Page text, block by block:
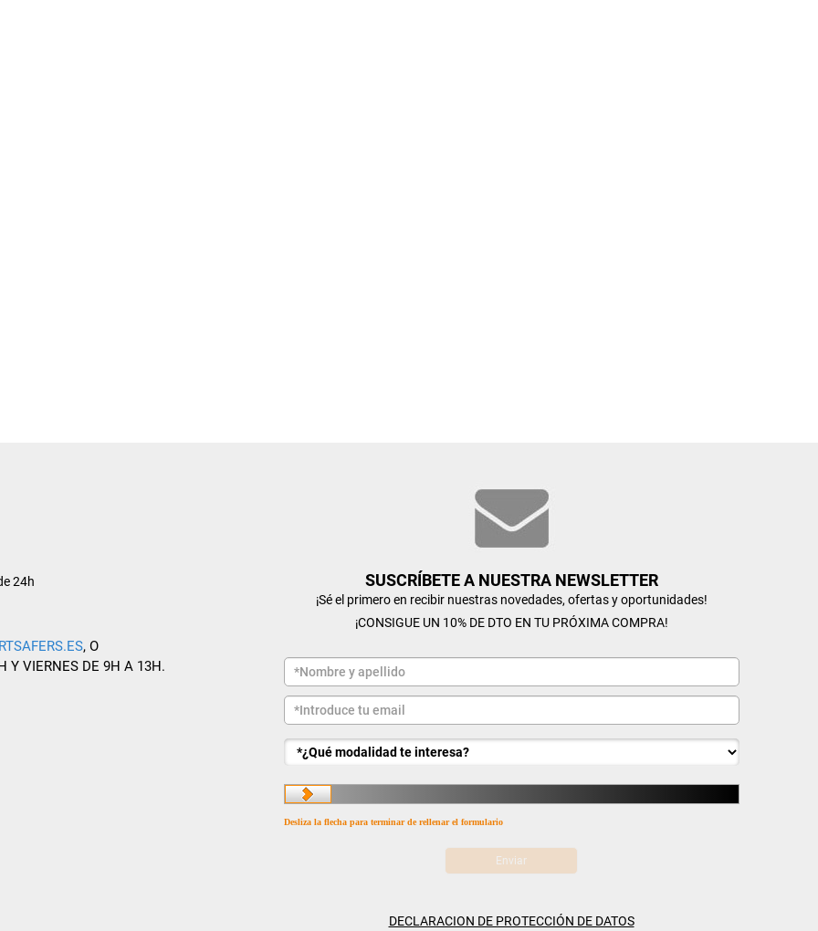
24h
, O
Y VIERNES DE 9H A 13H.
SUSCRÍBETE A NUESTRA NEWSLETTER
¡Sé el primero en recibir nuestras novedades, ofertas y oportunidades!
¡CONSIGUE UN 10% DE DTO EN TU PRÓXIMA COMPRA!
Desliza la flecha para terminar de rellenar el formulario
DECLARACION DE PROTECCIÓN DE DATOS